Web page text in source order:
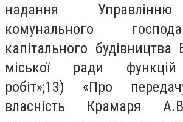
надання
комунального
капітального будівництва
міської ради
робіт»;13) «Про
власність Крамаря